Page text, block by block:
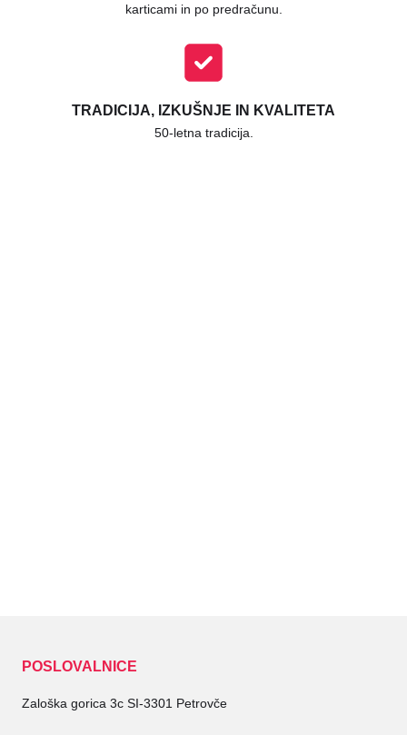
karticami in po predračunu.
TRADICIJA, IZKUŠNJE IN KVALITETA
50-letna tradicija.
POSLOVALNICE
Zaloška gorica 3c SI-3301 Petrovče